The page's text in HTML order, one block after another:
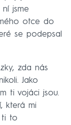
jsme
otce do
se podepsal
zda nás
Jako
ti vojáci jsou.
která mi
ti to